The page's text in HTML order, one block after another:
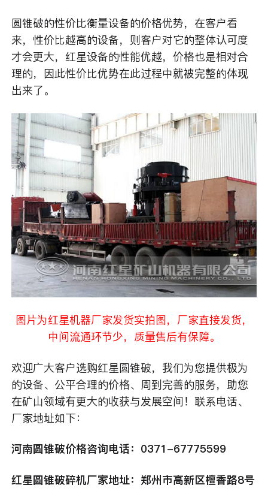
圆锥破的性价比衡量设备的价格优势，在客户看
来，性价比越高的设备，则客户对它的整体认可度
才会更大，红星设备的性能优越，价格也是相对合
理的，因此性价比优势在此过程中就被完整的体现
出来了。
图片为红星机器厂家发货实拍图，厂家直接发货，
中间流通环节少，质量售后有保障。
欢迎广大客户选购红星圆锥破，我们为您提供极为
的设备、公平合理的价格、周到完善的服务，助您
在矿山领域有更大的收获与发展空间！联系电话、
厂家地址如下：
河南圆锥破价格咨询电话：0371-67775599
红星圆锥破碎机厂家地址：郑州市高新区檀香路8号